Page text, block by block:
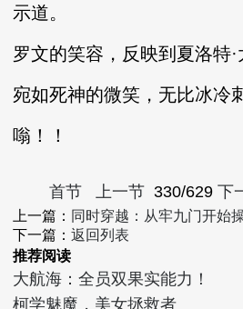
示道。
罗文的笑容，反映到夏洛特·
宛如死神的微笑，无比冰冷
嗡！！
首节 上一节 330/629 下
上一篇： 同时穿越：从牢九门开始
下一篇：返回列表
推荐阅读
大航海：全员双果实能力！
柯学魅魔，美女拯救者